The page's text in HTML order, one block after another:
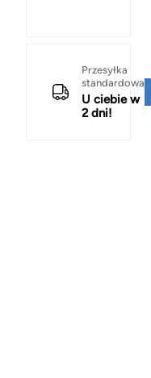
Przesyłka
standardowa
U ciebie w
2 dni!